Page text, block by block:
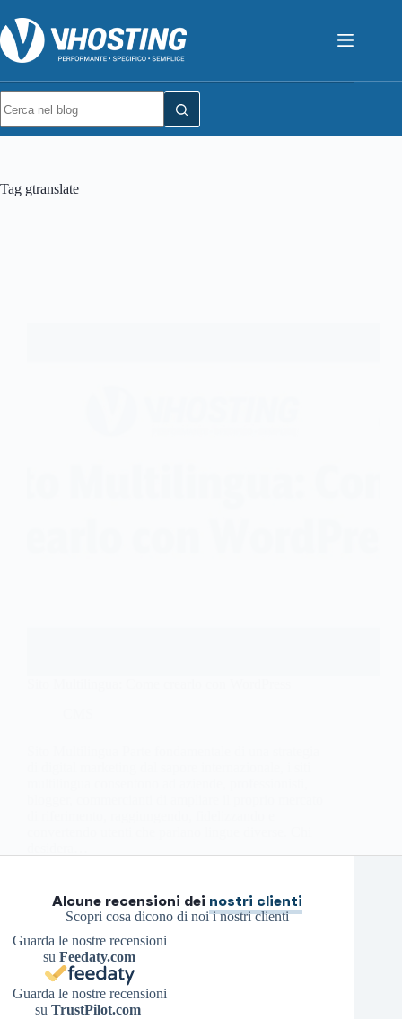
Tag gtranslate
Alcune recensioni dei nostri clienti
Scopri cosa dicono di noi i nostri clienti
Guarda le nostre recensioni
suFeedaty.com
Guarda le nostre recensioni
su TrustPilot.com